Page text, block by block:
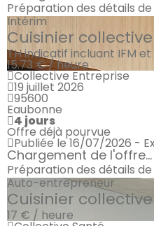
Préparation des détails
Intérim
Cuisinier collective
TH indicatif incluant IFM et
15.73 € / heure
Collective Entreprise
19 juillet 2026
95600
Eaubonne
4 jours
Offre déjà pourvue
Publiée le 16/07/2026 -
Chargement de l'offre...
Préparation des détails
Auto-entrepreneur
Cuisinier collective
17 € / heure